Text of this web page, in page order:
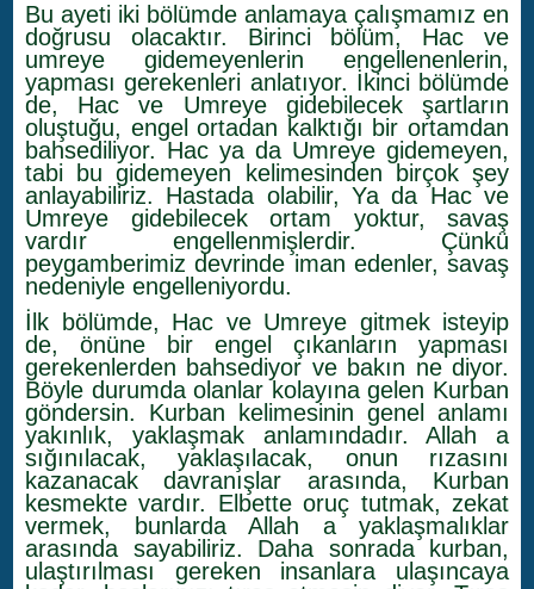
Bu ayeti iki bölümde anlamaya çalışmamız en
doğrusu olacaktır. Birinci bölüm, Hac ve
umreye gidemeyenlerin engellenenlerin,
yapması gerekenleri anlatıyor. İkinci bölümde
de, Hac ve Umreye gidebilecek şartların
oluştuğu, engel ortadan kalktığı bir ortamdan
bahsediliyor. Hac ya da Umreye gidemeyen,
tabi bu gidemeyen kelimesinden birçok şey
anlayabiliriz. Hastada olabilir, Ya da Hac ve
Umreye gidebilecek ortam yoktur, savaş
vardır engellenmişlerdir. Çünkü
peygamberimiz devrinde iman edenler, savaş
nedeniyle engelleniyordu.
İlk bölümde, Hac ve Umreye gitmek isteyip
de, önüne bir engel çıkanların yapması
gerekenlerden bahsediyor ve bakın ne diyor.
Böyle durumda olanlar kolayına gelen Kurban
göndersin. Kurban kelimesinin genel anlamı
yakınlık, yaklaşmak anlamındadır. Allah a
sığınılacak, yaklaşılacak, onun rızasını
kazanacak davranışlar arasında, Kurban
kesmekte vardır. Elbette oruç tutmak, zekat
vermek, bunlarda Allah a yaklaşmalıklar
arasında sayabiliriz. Daha sonrada kurban,
ulaştırılması gereken insanlara ulaşıncaya